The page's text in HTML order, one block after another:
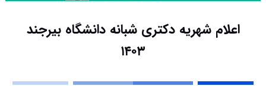
اعلام شهریه دکتری شبانه دانشگاه بیرجند
۱۴۰۳